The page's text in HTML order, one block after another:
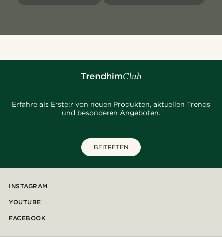
Erfahre als Erste:r von neuen Produkten, aktuellen Trends
und besonderen Angeboten.
BEITRETEN
INSTAGRAM
YOUTUBE
FACEBOOK